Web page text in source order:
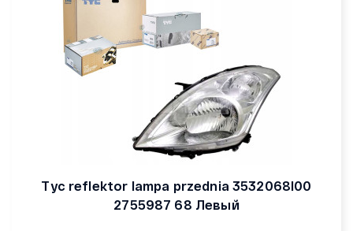
Tyc reflektor lampa przednia 3532068l00
2755987 68 Левый